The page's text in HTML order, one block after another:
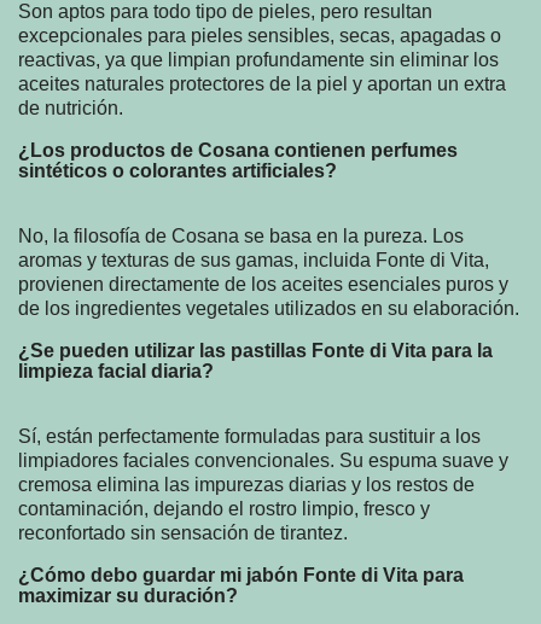
Son aptos para todo tipo de pieles, pero resultan
excepcionales para pieles sensibles, secas, apagadas o
reactivas, ya que limpian profundamente sin eliminar los
aceites naturales protectores de la piel y aportan un extra
de nutrición.
¿Los productos de Cosana contienen perfumes
sintéticos o colorantes artificiales?
No, la filosofía de Cosana se basa en la pureza. Los
aromas y texturas de sus gamas, incluida Fonte di Vita,
provienen directamente de los aceites esenciales puros y
de los ingredientes vegetales utilizados en su elaboración.
¿Se pueden utilizar las pastillas Fonte di Vita para la
limpieza facial diaria?
Sí, están perfectamente formuladas para sustituir a los
limpiadores faciales convencionales. Su espuma suave y
cremosa elimina las impurezas diarias y los restos de
contaminación, dejando el rostro limpio, fresco y
reconfortado sin sensación de tirantez.
¿Cómo debo guardar mi jabón Fonte di Vita para
maximizar su duración?